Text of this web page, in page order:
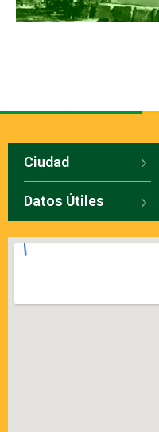
Ciudad
Datos Útiles